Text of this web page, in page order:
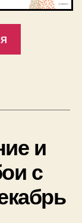
календарем
январь
и
с